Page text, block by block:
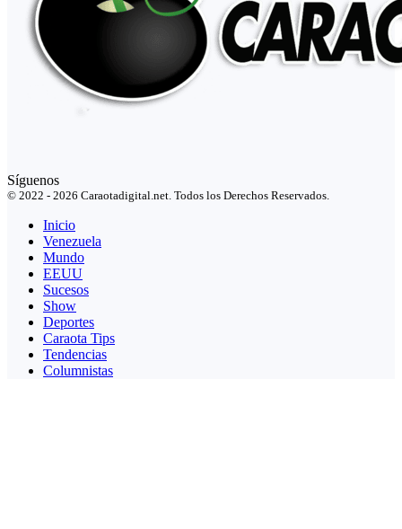
Síguenos
© 2022 - 2026 Caraotadigital.net. Todos los Derechos Reservados.
Inicio
Venezuela
Mundo
EEUU
Sucesos
Show
Deportes
Caraota Tips
Tendencias
Columnistas